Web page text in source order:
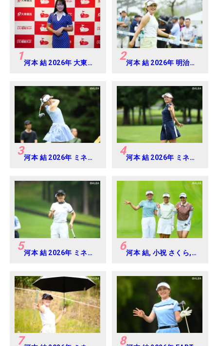
1河本 結 2026年 大東建
マ
2河本 結 2026年 明治安
3河本 結 2026年 ミネベ
4河本 結 2026年 ミネベ
5河本 結 2026年 ミネベ
6河本 結, 小祝 さくら,
Round4
7 8